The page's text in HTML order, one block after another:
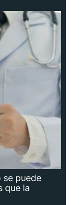
se puede
que la